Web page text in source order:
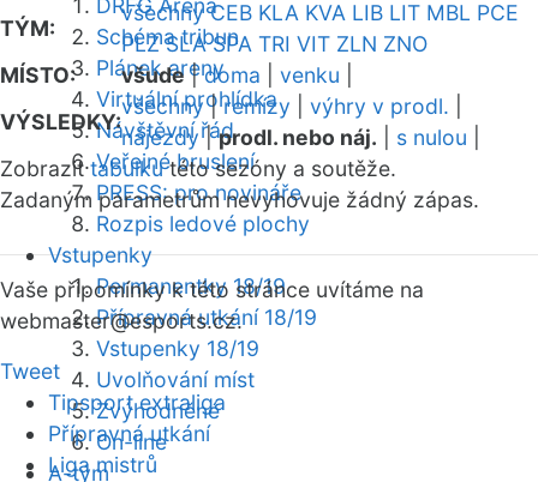
DRFG Arena
Schéma tribun
Plánek areny
Virtuální prohlídka
Návštěvní řád
Veřejné bruslení
PRESS: pro novináře
Rozpis ledové plochy
Vstupenky
Permanentky 18/19
Přípravná utkání 18/19
Vstupenky 18/19
Uvolňování míst
Zvýhodněné
On-line
A-tým
TÝM:
všechny CEB KLA KVA LIB LIT MBL PCE
PLZ SLA SPA TRI VIT ZLN ZNO
MÍSTO:
všude|doma venku
VÝSLEDKY:
všechny|remízy výhry v prodl.
nájezdy|prodl. nebo náj. s nulou
Zobrazittabulkutéto sezóny a soutěže.
Zadaným parametrům nevyhovuje žádný zápas.
Vaše připomínky k této stránce uvítáme na
webmaster@esports.cz.
Tweet
Tipsport extraliga
Přípravná utkání
Liga mistrů